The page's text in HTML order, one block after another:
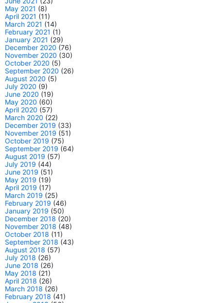
May 2021 (8)
April 2021 (11)
March 2021 (14)
February 2021 (1)
January 2021 (29)
December 2020 (76)
November 2020 (30)
October 2020 (5)
September 2020 (26)
August 2020 (5)
July 2020 (9)
June 2020 (19)
May 2020 (60)
April 2020 (57)
March 2020 (22)
December 2019 (33)
November 2019 (51)
October 2019 (75)
September 2019 (64)
August 2019 (57)
July 2019 (44)
June 2019 (51)
May 2019 (19)
April 2019 (17)
March 2019 (25)
February 2019 (46)
January 2019 (50)
December 2018 (20)
November 2018 (48)
October 2018 (11)
September 2018 (43)
August 2018 (57)
July 2018 (26)
June 2018 (26)
May 2018 (21)
April 2018 (26)
March 2018 (26)
February 2018 (41)